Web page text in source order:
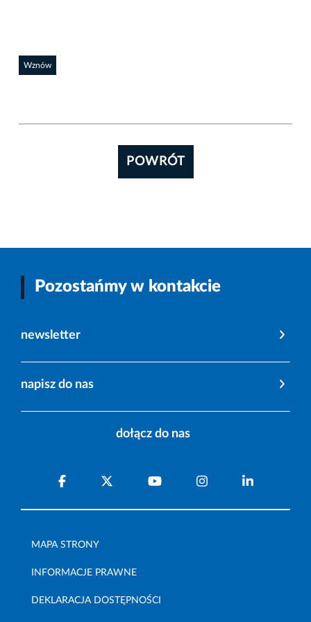
Wznów
POWRÓT
Pozostańmy w kontakcie
newsletter
napisz do nas
dołącz do nas
MAPA STRONY
INFORMACJE PRAWNE
DEKLARACJA DOSTĘPNOŚCI